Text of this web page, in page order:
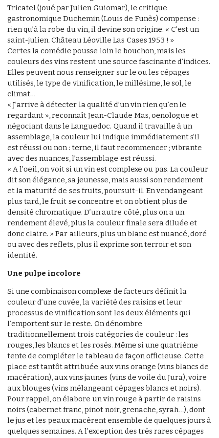
Tricatel (joué par Julien Guiomar), le critique
gastronomique Duchemin (Louis de Funès) compense :
rien qu’à la robe du vin, il devine son origine. « C’est un
saint-julien. Château Léoville Las Cases 1953 ! »
Certes la comédie pousse loin le bouchon, mais les
couleurs des vins restent une source fascinante d’indices.
Elles peuvent nous renseigner sur le ou les cépages
utilisés, le type de vinification, le millésime, le sol, le
climat…
« J’arrive à détecter la qualité d’un vin rien qu’en le
regardant », reconnaît Jean-Claude Mas, oenologue et
négociant dans le Languedoc. Quand il travaille à un
assemblage, la couleur lui indique immédiatement s’il
est réussi ou non : terne, il faut recommencer ; vibrante
avec des nuances, l’assemblage est réussi.
« A l’oeil, on voit si un vin est complexe ou pas. La couleur
dit son élégance, sa jeunesse, mais aussi son rendement
et la maturité de ses fruits, poursuit-il. En vendangeant
plus tard, le fruit se concentre et on obtient plus de
densité chromatique. D’un autre côté, plus on a un
rendement élevé, plus la couleur finale sera diluée et
donc claire. » Par ailleurs, plus un blanc est nuancé, doré
ou avec des reflets, plus il exprime son terroir et son
identité.
Une pulpe incolore
Si une combinaison complexe de facteurs définit la
couleur d’une cuvée, la variété des raisins et leur
processus de vinification sont les deux éléments qui
l’emportent sur le reste. On dénombre
traditionnellement trois catégories de couleur : les
rouges, les blancs et les rosés. Même si une quatrième
tente de compléter le tableau de façon officieuse. Cette
place est tantôt attribuée aux vins orange (vins blancs de
macération), aux vins jaunes (vins de voile du Jura), voire
aux blouges (vins mélangeant cépages blancs et noirs).
Pour rappel, on élabore un vin rouge à partir de raisins
noirs (cabernet franc, pinot noir, grenache, syrah…), dont
le jus et les peaux macèrent ensemble de quelques jours à
quelques semaines. A l’exception des très rares cépages